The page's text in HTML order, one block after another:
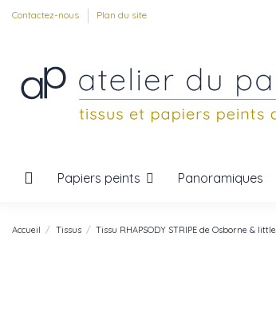
Contactez-nous Plan du site
Papiers peints Panoramiques
Accueil Tissus Tissu RHAPSODY STRIPE de Osborne & little